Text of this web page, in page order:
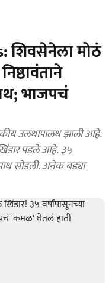
शिवसेनेला मोठं
भाजपचं
उलथापालथ झाली आहे.
पडले आहे. ३५
साथ सोडली. अनेक बड्या